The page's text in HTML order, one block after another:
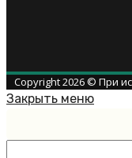
Copyright 2026 © При
Закрыть меню